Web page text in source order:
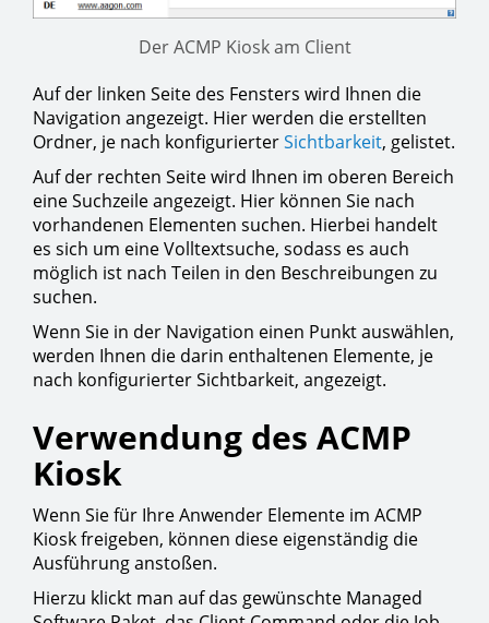
Der ACMP Kiosk am Client
Auf der linken Seite des Fensters wird Ihnen die
Navigation angezeigt. Hier werden die erstellten
Ordner, je nach konfigurierterSichtbarkeit, gelistet.
Auf der rechten Seite wird Ihnen im oberen Bereich
eine Suchzeile angezeigt. Hier können Sie nach
vorhandenen Elementen suchen. Hierbei handelt
es sich um eine Volltextsuche, sodass es auch
möglich ist nach Teilen in den Beschreibungen zu
suchen.
Wenn Sie in der Navigation einen Punkt auswählen,
werden Ihnen die darin enthaltenen Elemente, je
nach konfigurierter Sichtbarkeit, angezeigt.
Verwendung des ACMP
Kiosk
Wenn Sie für Ihre Anwender Elemente im ACMP
Kiosk freigeben, können diese eigenständig die
Ausführung anstoßen.
Hierzu klickt man auf das gewünschte Managed